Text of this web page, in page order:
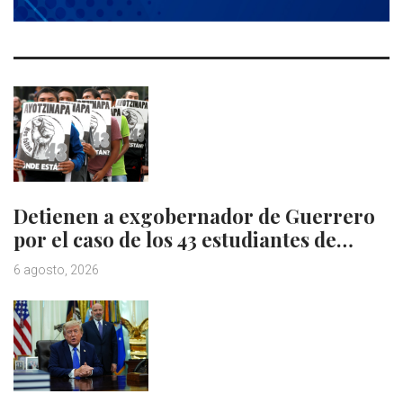
Detienen a exgobernador de Guerrero
por el caso de los 43 estudiantes de…
6 agosto, 2026